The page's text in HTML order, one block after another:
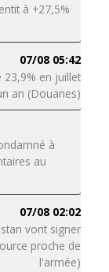
à +27,5%
07/08 05:42
23,9% en juillet
an (Douanes)
à
au
07/08 02:02
vont signer
proche de
l'armée)